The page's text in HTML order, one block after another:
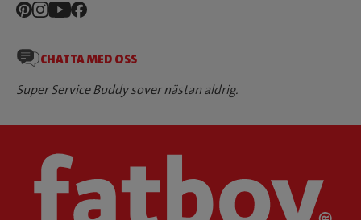
CHATTA MED OSS
Super Service Buddy sover nästan aldrig.